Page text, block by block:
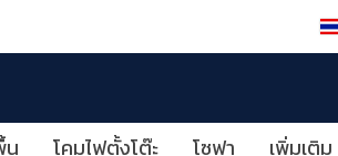
น โคมไฟตั้งโต๊ะ โซฟา เพิ่มเติม